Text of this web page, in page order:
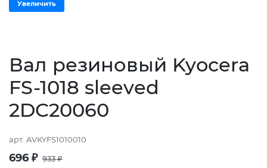
Увеличить
Вал резиновый Kyocera
FS-1018 sleeved
2DC20060
арт. AVKYFS1010010
696 ₽ 933₽